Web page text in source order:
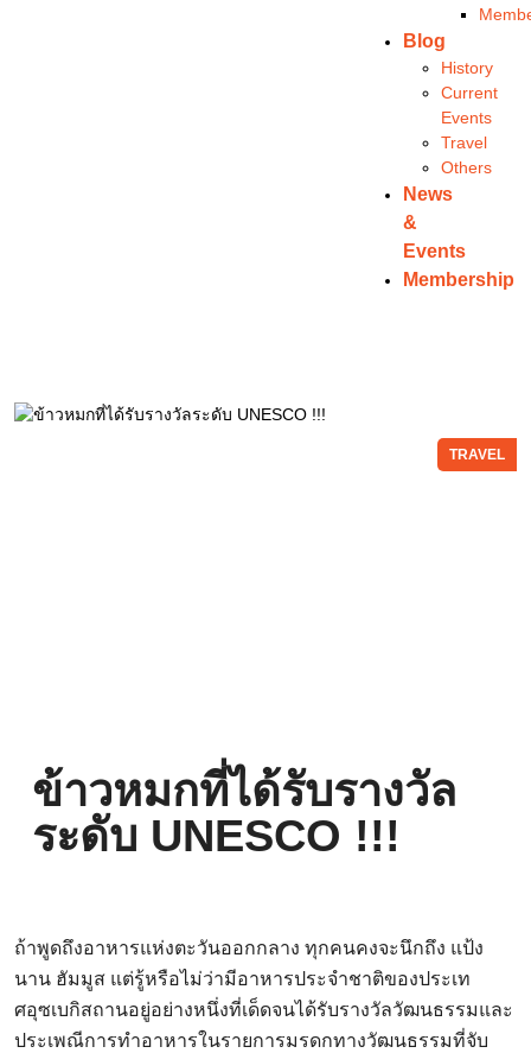
Blog
History
Current
Events
Travel
Others
News
&
Events
Membership
TRAVEL
ข้าวหมกที่ได้รับรางวัล
ระดับ UNESCO !!!
ถ้าพูดถึงอาหารแห่งตะวันออกกลาง ทุกคนคงจะนึกถึง แป้ง
นาน ฮัมมูส แต่รู้หรือไม่ว่ามีอาหารประจำชาติของประเท
ศอุซเบกิสถานอยู่อย่างหนึ่งที่เด็ดจนได้รับรางวัลวัฒนธรรมและ
ประเพณีการทำอาหารในรายการมรดกทางวัฒนธรรมที่จับ